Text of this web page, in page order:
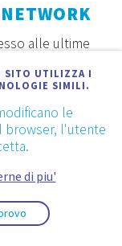
SITO UTILIZZA I
SIMILI.
le
browser, l'utente
di piu'
alle ultime